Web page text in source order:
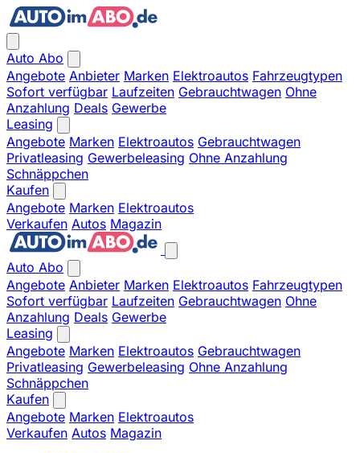
Auto Abo
Angebote Anbieter Marken Elektroautos Fahrzeugtypen
Sofort verfügbar Laufzeiten Gebrauchtwagen Ohne
Anzahlung Deals Gewerbe
Leasing
Angebote Marken Elektroautos Gebrauchtwagen
Privatleasing Gewerbeleasing Ohne Anzahlung
Schnäppchen
Kaufen
Angebote Marken Elektroautos
Verkaufen Autos Magazin
Auto Abo
Angebote Anbieter Marken Elektroautos Fahrzeugtypen
Sofort verfügbar Laufzeiten Gebrauchtwagen Ohne
Anzahlung Deals Gewerbe
Leasing
Angebote Marken Elektroautos Gebrauchtwagen
Privatleasing Gewerbeleasing Ohne Anzahlung
Schnäppchen
Kaufen
Angebote Marken Elektroautos
Verkaufen Autos Magazin